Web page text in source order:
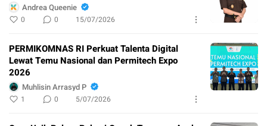
Andrea Queenie
0 0 15/07/2026
PERMIKOMNAS RI Perkuat Talenta Digital
Lewat Temu Nasional dan Permitech Expo
2026
Muhlisin Arrasyd P
1 0 5/07/2026